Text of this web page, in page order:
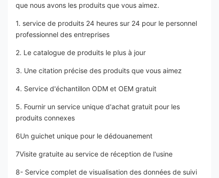
que nous avons les produits que vous aimez.
1. service de produits 24 heures sur 24 pour le personnel
professionnel des entreprises
2. Le catalogue de produits le plus à jour
3. Une citation précise des produits que vous aimez
4. Service d'échantillon ODM et OEM gratuit
5. Fournir un service unique d'achat gratuit pour les
produits connexes
6Un guichet unique pour le dédouanement
7Visite gratuite au service de réception de l'usine
8- Service complet de visualisation des données de suivi